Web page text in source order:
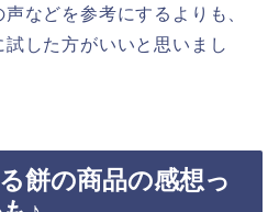
などを参考にするよりも、
した方がいいと思いまし
餅の商品の感想っ